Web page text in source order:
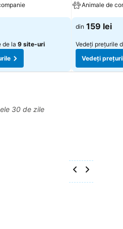
de la 9 site-uri
Animale de
din 159 lei
Vedeți prețurile
Vedeți
30 de zile